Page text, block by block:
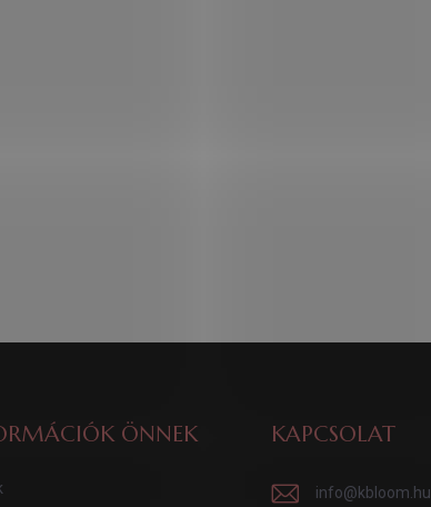
ÖNNEK KAPCSOLAT
info@kbloom.hu